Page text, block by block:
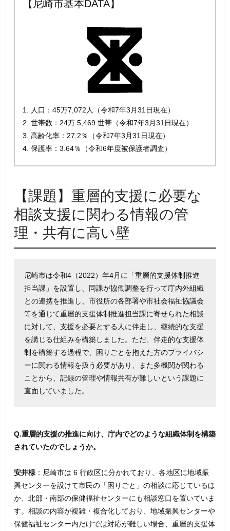
【尼崎市基本DATA】
1. 人口：45万7,072人（令和7年3月31日現在）
2. 世帯数：24万 5,469 世帯（令和7年3月31日現在）
3. 高齢化率：27.2％（令和7年3月31日現在）
4. 保護率：3.64％（令和6年度被保護者調査）
【課題】重層的支援に必要な
相談支援に関わる情報の管
理・共有に高い壁
尼崎市は令和4（2022）年4月に「重層的支援体制推進
担当課」を設置し、同課が協働調整を行って庁内外組織
との連携を推進し、市役所の各部署や市社会福祉協議会
等を通じて重層的支援体制推進担当課に寄せられた相談
に対して、支援を必要とする人に伴走し、継続的な支援
を講じる仕組みを構築しました。ただ、伴走的な支援体
制を構築する過程で、困りごとを抱えた方のプライバシ
ーに関わる情報を扱う必要があり、また多機関が関わる
ことから、記録の管理や情報共有が難しいという課題に
直面していました。
Q.重層的支援の推進に向け、庁内でどのような組織体制を構築
されていたのでしょうか。
安井様 ：尼崎市は 6 行政区に分かれており、各地区に地域振
興センターを設けて市民の「困りごと」の相談に応じているほ
か、北部・南部の保健福祉センターにも相談窓口を置いていま
す。相談の内容が複雑・複合化しており、地域振興センターや
保健福祉センター内だけでは対応が難しい場合、重層的支援体